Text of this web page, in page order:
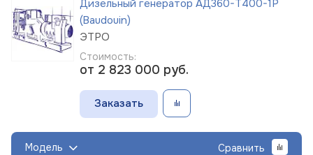
Дизельный генератор АД360-Т400-1Р
(Baudouin)
ЭТРО
Стоимость:
от 2 823 000 руб.
Заказать
Модель Сравнить